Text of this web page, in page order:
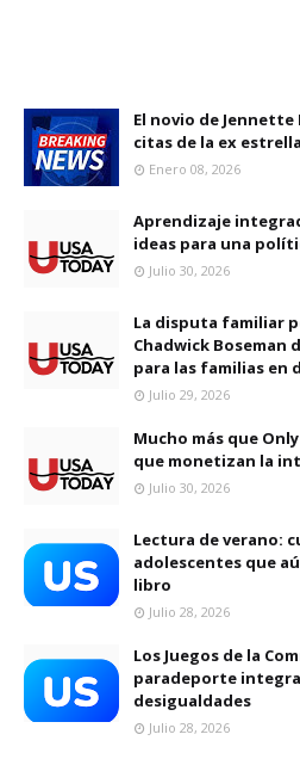
El novio de
citas de la ex estrella
Enero 08, 2026
Aprendizaje
ideas para una
Julio 30, 2026
La disputa familiar
Chadwick Boseman
para las familias en
Julio 29, 2026
Mucho más que
que monetizan la
Julio 30, 2026
Lectura de verano:
adolescentes que
libro
Julio 28, 2026
Los Juegos de la
paradeporte
desigualdades
Julio 28, 2026